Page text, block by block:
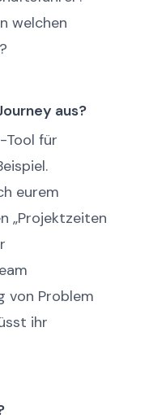
welchen
aus?
Tool für
eurem
„Projektzeiten
von Problem
ihr